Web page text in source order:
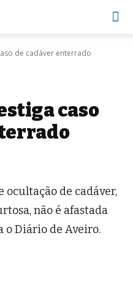
de cadáver enterrado
caso
ocultação de cadáver,
não é afastada
o Diário de Aveiro.